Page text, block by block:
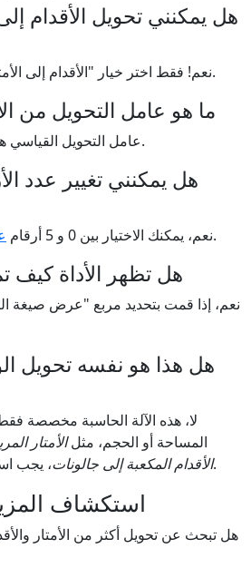
هل يمكنني تحويل الأقدام
نعم! فقط اختر خيار "الأقدام إلى الأمتار" من القائمة المنسدلة.
ما هو عامل التحويل من
عامل التحويل القياسي.
هل يمكنني تغيير عدد
نعم، يمكنك الاختيار بين 0 و 5 أرقامبناءً على تفضيلاتك.
هل تظهر الأداة كيف
نعم، إذا قمت بتحديد مربع "عرض صيغة
هل هذا هو نفسه تحويل
لا، هذه الآلة الحاسبة مخصصة
المساحة أو الحجم، مثلالأمتار
الأقدام المكعبة إلى جالونات، يجب مختلفة.
استكشاف
هل تبحث عن تحويل أكثر من الأمتار